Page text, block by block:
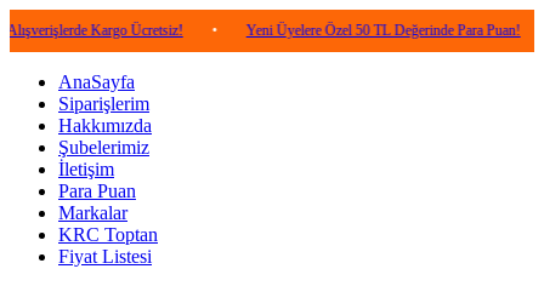
Kargo Ücretsiz! • Yeni Üyelere Özel 50 TL Değerinde Para Puan! •
AnaSayfa
Siparişlerim
Hakkımızda
Şubelerimiz
İletişim
Para Puan
Markalar
KRC Toptan
Fiyat Listesi